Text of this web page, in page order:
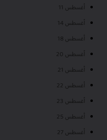
أغسطس 11
أغسطس 14
أغسطس 18
أغسطس 20
أغسطس 21
أغسطس 22
أغسطس 23
أغسطس 25
أغسطس 27